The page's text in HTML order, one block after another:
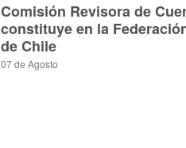
Comisión Revisora de
constituye en la
de Chile
07 de Agosto